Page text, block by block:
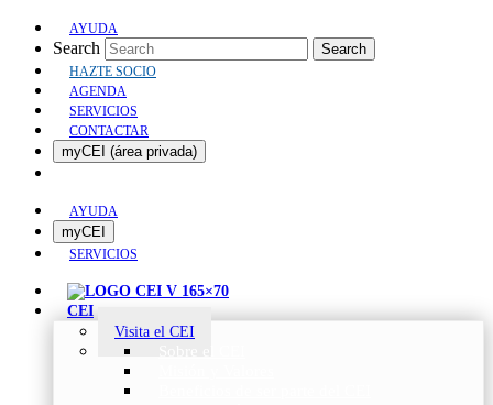
AYUDA
Search Search
HAZTE SOCIO
AGENDA
SERVICIOS
CONTACTAR
myCEI (área privada)
AYUDA
myCEI
SERVICIOS
CEI
Visita el CEI